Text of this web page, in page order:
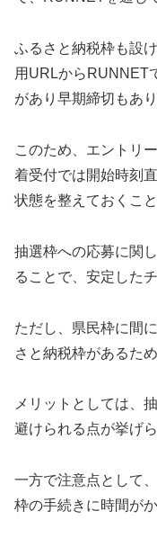
ふるさと納税枠も設
用URLからRUNNET
があり早期締切もあり
このため、エントリ
着受付では開始時刻
状態を整えておくこ
抽選枠への応募に関
ることで、安定した
ただし、県民枠に間
さと納税枠があるた
メリットとしては、
避けられる点が挙げら
一方で注意点として
枠の手続きに時間が